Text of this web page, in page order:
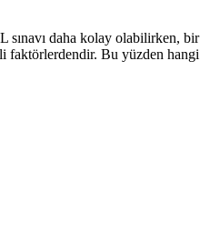
sınavı daha kolay olabilirken, bir
faktörlerdendir. Bu yüzden hangi